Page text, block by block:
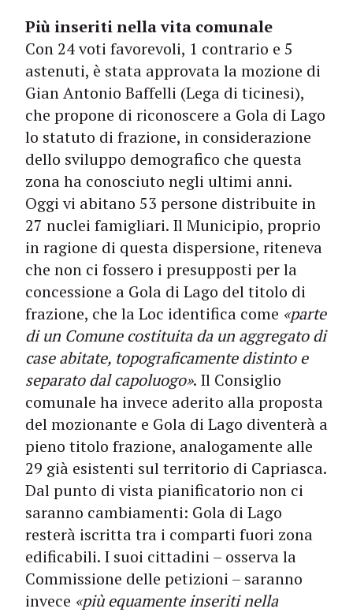
Più inseriti nella vita comunale
Con 24 voti favorevoli, 1 contrario e 5
astenuti, è stata approvata la mozione di
Gian Antonio Baffelli (Lega di ticinesi),
che propone di riconoscere a Gola di Lago
lo statuto di frazione, in considerazione
dello sviluppo demografico che questa
zona ha conosciuto negli ultimi anni.
Oggi vi abitano 53 persone distribuite in
27 nuclei famigliari. Il Municipio, proprio
in ragione di questa dispersione, riteneva
che non ci fossero i presupposti per la
concessione a Gola di Lago del titolo di
frazione, che la Loc identifica come «parte
di un Comune costituita da un aggregato di
case abitate, topograficamente distinto e
separato dal capoluogo». Il Consiglio
comunale ha invece aderito alla proposta
del mozionante e Gola di Lago diventerà a
pieno titolo frazione, analogamente alle
29 già esistenti sul territorio di Capriasca.
Dal punto di vista pianificatorio non ci
saranno cambiamenti: Gola di Lago
resterà iscritta tra i comparti fuori zona
edificabili. I suoi cittadini – osserva la
Commissione delle petizioni – saranno
invece «più equamente inseriti nella